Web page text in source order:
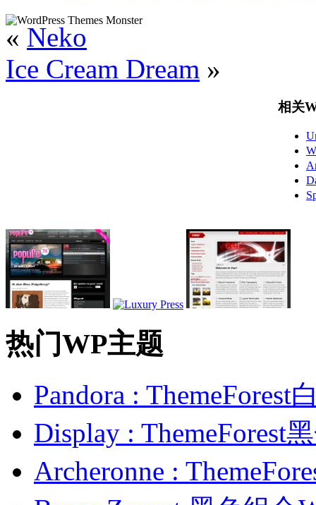
« Neko
Ice Cream Dream »
相关
热门WP主题
Pandora : ThemeForest
Display : ThemeForest
Archeronne :